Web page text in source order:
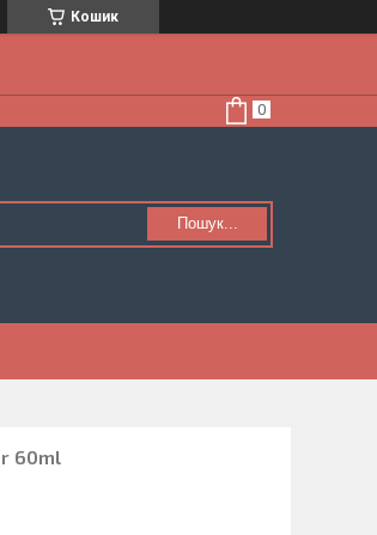
Кошик
Пошук...
60ml